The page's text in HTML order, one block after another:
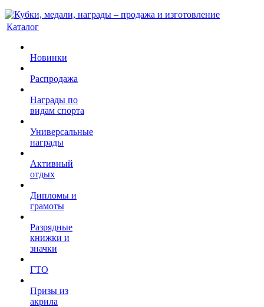
Каталог
Новинки
Распродажа
Награды по
видам спорта
Универсальные
награды
Активный
отдых
Дипломы и
грамоты
Разрядные
книжки и
значки
ГТО
Призы из
акрила